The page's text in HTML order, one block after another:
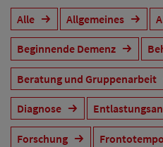
Alle Allgemeines
Beginnende Demenz
Beratung und Gruppenarbeit
Diagnose
Forschung